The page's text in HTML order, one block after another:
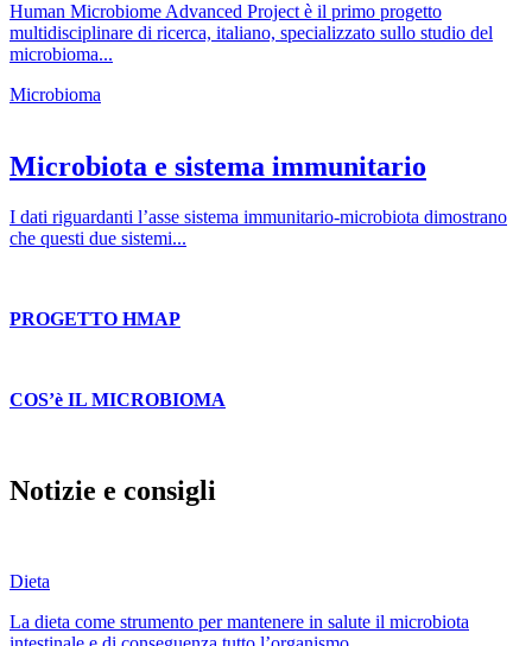
Human Microbiome Advanced Project è il primo progetto
multidisciplinare di ricerca, italiano, specializzato sullo studio del
microbioma...
Microbioma
Microbiota e sistema immunitario
I dati riguardanti l’asse sistema immunitario-microbiota dimostrano
che questi due sistemi...
PROGETTO HMAP
COS’è IL MICROBIOMA
Notizie e consigli
Dieta
La dieta come strumento per mantenere in salute il microbiota